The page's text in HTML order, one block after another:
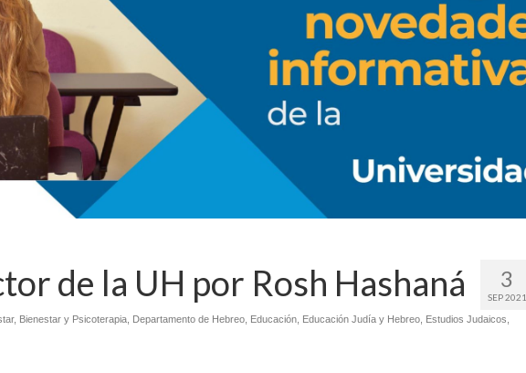
3
SEP 2021
de la UH por Rosh Hashaná
, Bienestar y Psicoterapia Departamento de Hebreo Educación Educación Judía y Hebreo Estudios Judaicos